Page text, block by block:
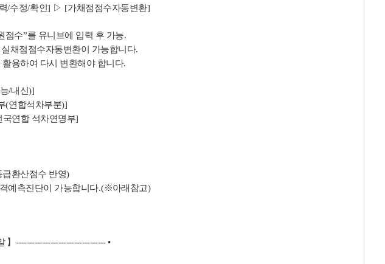
/수정/확인] ▷ [가채점점수자동변환]
점수”를 유니브에 입력 후 가능.
채점점수자동변환이 가능합니다.
활용하여 다시 변환해야 합니다.
/내신)]
(연합석차부분)]
국연합 석차연명부]
급환산점수 반영)
예측진단이 가능합니다.(※아래참고)
】---------------------------------- •